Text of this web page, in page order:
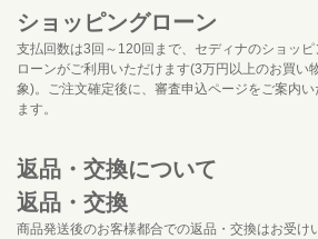
ショッピングローン
支払回数は3回～120回まで、セディナのショッピ
ローンがご利用いただけます(3万円以上のお買い
象)。ご注文確定後に、審査申込ページをご案内い
ます。
返品・交換について
返品・交換
商品発送後のお客様都合での返品・交換はお受け